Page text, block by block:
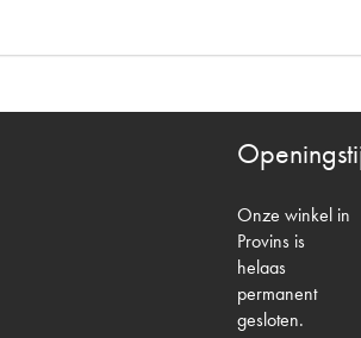
Onze winkel in
Provins is
helaas
permanent
gesloten.